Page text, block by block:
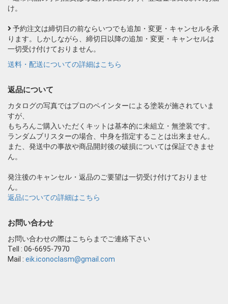
け。
予約注文は締切日の前ならいつでも追加・変更・キャンセルを承
ります。しかしながら、締切日以降の追加・変更・キャンセルは
一切受け付けておりません。
送料・配送についての詳細はこちら
返品について
カタログの写真ではプロのペインターによる塗装が施されていま
すが、
もちろんご購入いただくキットは基本的に未組立・無塗装です。
ランダムブリスターの場合、中身を指定することは出来ません。
また、発送中の事故や商品開封後の破損については保証できませ
ん。
発注後のキャンセル・返品のご要望は一切受け付けておりませ
ん。
返品についての詳細はこちら
お問い合わせ
お問い合わせの際はこちらまでご連絡下さい
Tell : 06-6695-7970
Mail : eik.iconoclasm@gmail.com